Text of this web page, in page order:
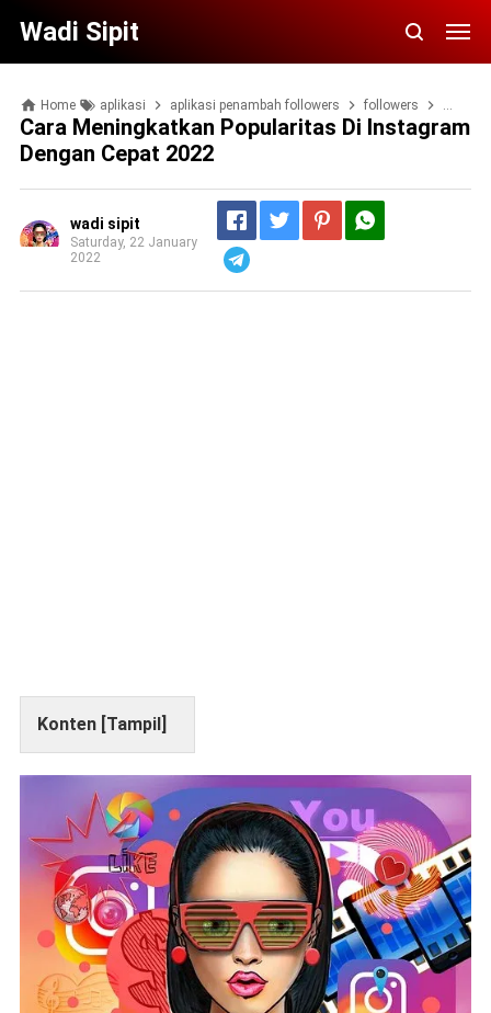
Wadi Sipit
Home aplikasi aplikasi penambah followers followers
Cara Meningkatkan Popularitas Di Instagram
Dengan Cepat 2022
wadi sipit
Saturday, 22 January
2022
Konten [Tampil]